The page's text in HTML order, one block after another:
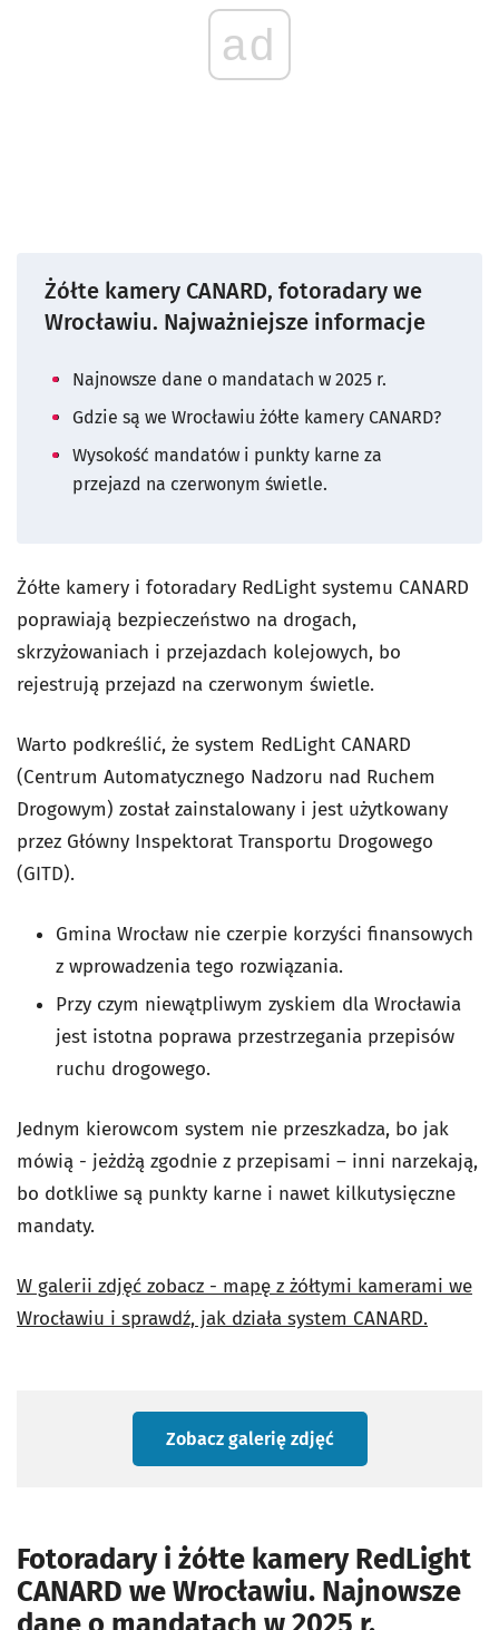
ad
Żółte kamery CANARD, fotoradary we
Wrocławiu. Najważniejsze informacje
Najnowsze dane o mandatach w 2025 r.
Gdzie są we Wrocławiu żółte kamery CANARD?
Wysokość mandatów i punkty karne za
przejazd na czerwonym świetle.
Żółte kamery i fotoradary RedLight systemu CANARD
poprawiają bezpieczeństwo na drogach,
skrzyżowaniach i przejazdach kolejowych, bo
rejestrują przejazd na czerwonym świetle.
Warto podkreślić, że system RedLight CANARD
(Centrum Automatycznego Nadzoru nad Ruchem
Drogowym) został zainstalowany i jest użytkowany
przez Główny Inspektorat Transportu Drogowego
(GITD).
Gmina Wrocław nie czerpie korzyści finansowych
z wprowadzenia tego rozwiązania.
Przy czym niewątpliwym zyskiem dla Wrocławia
jest istotna poprawa przestrzegania przepisów
ruchu drogowego.
Jednym kierowcom system nie przeszkadza, bo jak
mówią - jeżdżą zgodnie z przepisami – inni narzekają,
bo dotkliwe są punkty karne i nawet kilkutysięczne
mandaty.
W galerii zdjęć zobacz - mapę z żółtymi kamerami we
Wrocławiu i sprawdź, jak działa system CANARD.
Zobacz galerię zdjęć
Fotoradary i żółte kamery RedLight
CANARD we Wrocławiu. Najnowsze